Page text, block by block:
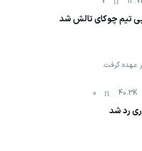
تیم چوکای تالش شد
عهده گرفت.
40.3K
0
رد شد